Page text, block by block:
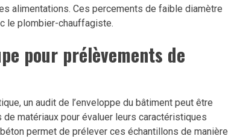
alimentations. Ces percements de faible diamètre
le plombier-chauffagiste.
pour prélèvements de
un audit de l’enveloppe du bâtiment peut être
matériaux pour évaluer leurs caractéristiques
permet de prélever ces échantillons de manière